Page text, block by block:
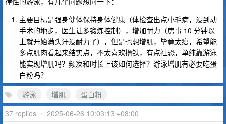
主要目标是强身健体保持身体健康（体检查出点小毛病，没到动
手术的地步，医生让多锻炼控制），增加耐力（房事 10 分钟以
上就开始满头汗没耐力了），但是也想增肌，毕竟太瘦，希望能
多点肌肉看起来结实点，不太喜欢撸铁，有点社恐，单纯靠游泳
能实现增肌吗？频次和时长上该如何选择？游泳增肌有必要吃蛋
白粉吗？
游泳
增肌
蛋白粉
37 replies • 2025-06-26 10:03:13 +08:00